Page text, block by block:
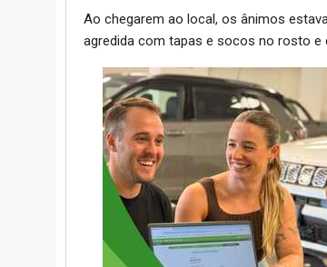
Ao chegarem ao local, os ânimos
agredida com tapas e socos no rosto